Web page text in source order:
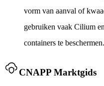
vorm van aanval of
gebruiken vaak Cilium
containers te beschermen.
CNAPP Marktgids